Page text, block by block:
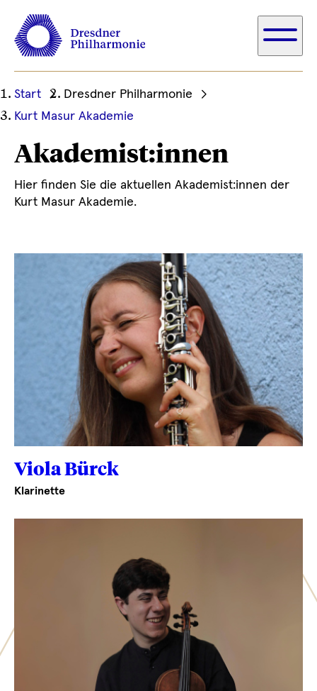
Ihre
aktuelle
Start
Dresdner Philharmonie
Kurt Masur Akademie
Akademist:innen
Hier finden Sie die aktuellen Akademist:innen der
Kurt Masur Akademie.
Viola Bürck
Klarinette